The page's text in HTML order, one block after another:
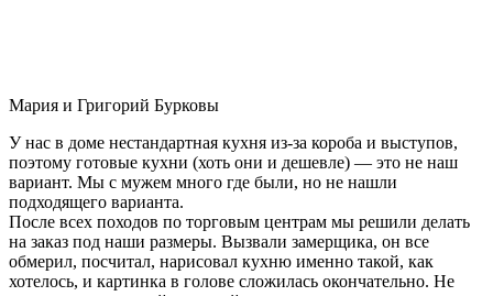
Мария и Григорий Бурковы
У нас в доме нестандартная кухня из-за короба и выступов,
поэтому готовые кухни (хоть они и дешевле) — это не наш
вариант. Мы с мужем много где были, но не нашли
подходящего варианта.
После всех походов по торговым центрам мы решили делать
на заказ под наши размеры. Вызвали замерщика, он все
обмерил, посчитал, нарисовал кухню именно такой, как
хотелось, и картинка в голове сложилась окончательно. Не